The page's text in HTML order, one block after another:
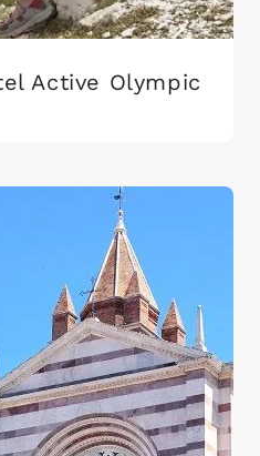
Active Olympic